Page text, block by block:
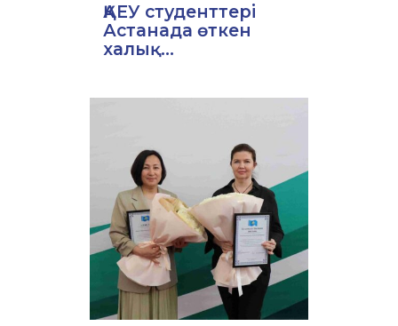
ҚАЕУ студенттері
Астанада өткен
халық...